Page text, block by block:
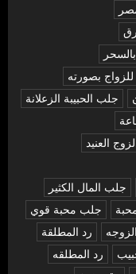
بصورته
جلب الحبيبة الزعلانة
العنيد
جلب المال الكثير
جلب محبة قوي
رد المطلقة
رد المطلقه